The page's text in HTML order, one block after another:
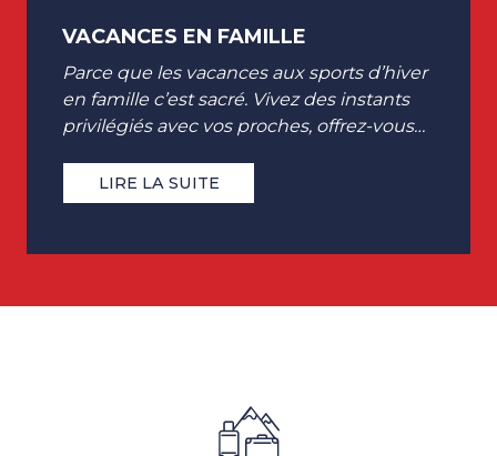
VACANCES EN FAMILLE
Parce que les vacances aux sports d’hiver
en famille c’est sacré. Vivez des instants
privilégiés avec vos proches, offrez-vous
LIRE LA SUITE